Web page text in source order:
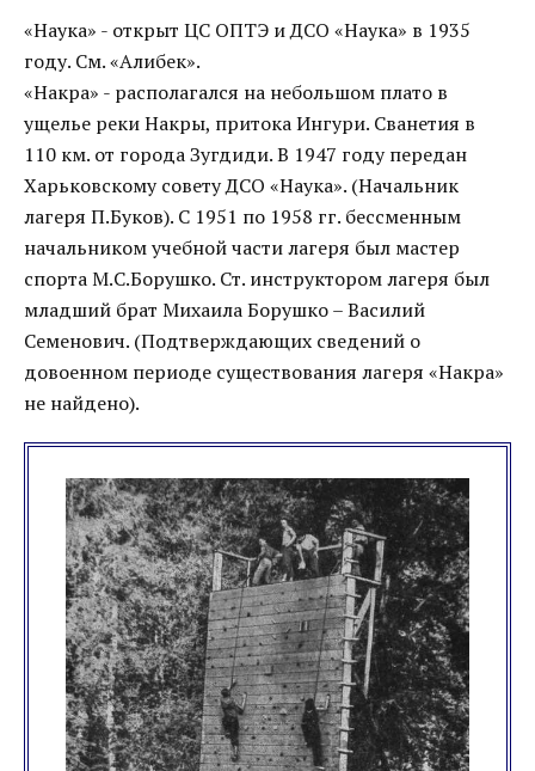
«Наука» - открыт ЦС ОПТЭ и ДСО «Наука» в 1935
году. См. «Алибек».
«Накра» - располагался на небольшом плато в
ущелье реки Накры, притока Ингури. Сванетия в
110 км. от города Зугдиди. В 1947 году передан
Харьковскому совету ДСО «Наука». (Начальник
лагеря П.Буков). С 1951 по 1958 гг. бессменным
начальником учебной части лагеря был мастер
спорта М.С.Борушко. Ст. инструктором лагеря был
младший брат Михаила Борушко – Василий
Семенович. (Подтверждающих сведений о
довоенном периоде существования лагеря «Накра»
не найдено).